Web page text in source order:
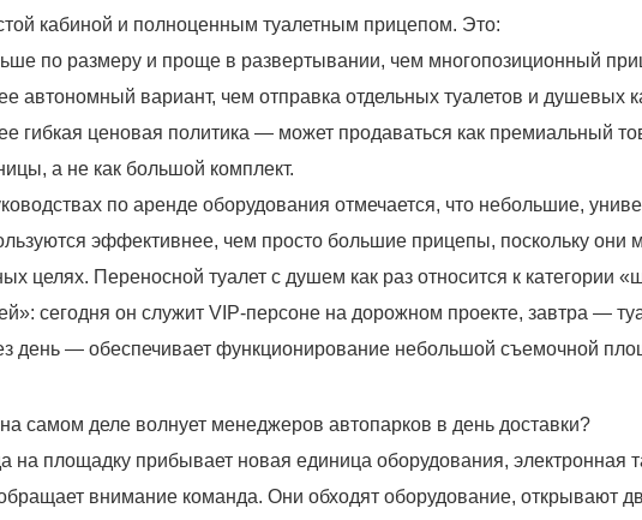
кабиной и полноценным туалетным прицепом. Это:
по размеру и проще в развертывании, чем многопозиционный
автономный вариант, чем отправка отдельных туалетов и душевых
гибкая ценовая политика — может продаваться как премиальный
а не как большой комплект.
по аренде оборудования отмечается, что небольшие,
эффективнее, чем просто большие прицепы, поскольку они
целях. Переносной туалет с душем как раз относится к категории
сегодня он служит VIP-персоне на дорожном проекте, завтра —
день — обеспечивает функционирование небольшой съемочной
самом деле волнует менеджеров автопарков в день доставки?
на площадку прибывает новая единица оборудования, электронная
внимание команда. Они обходят оборудование, открывают